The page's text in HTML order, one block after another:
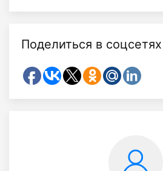
Поделиться в соцсетях